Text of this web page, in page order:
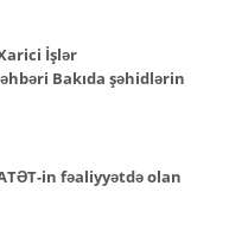
İşlər
Bakıda şəhidlərin
in fəaliyyətdə olan